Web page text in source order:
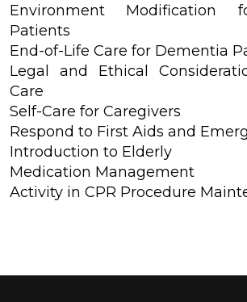
Environment Modification
Patients
End-of-Life Care for Dementia
Legal and Ethical
Care
Self-Care for Caregivers
Respond to First Aids and
Introduction to Elderly
Medication Management
Activity in CPR Procedure